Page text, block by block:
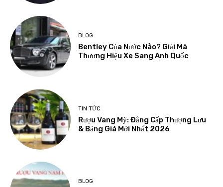
BLOG
Bentley Của Nước Nào? Giải Mã
Thương Hiệu Xe Sang Anh Quốc
TIN TỨC
Rượu Vang Mỹ: Đẳng Cấp Thượng Lưu
& Bảng Giá Mới Nhất 2026
BLOG